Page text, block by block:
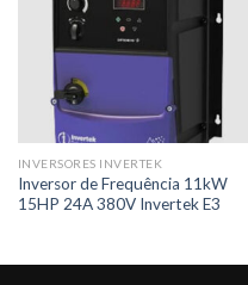
INVERSORES INVERTEK
Inversor de Frequência 11kW
15HP 24A 380V Invertek E3